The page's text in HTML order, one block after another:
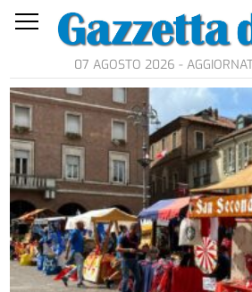
07 AGOSTO 2026 -